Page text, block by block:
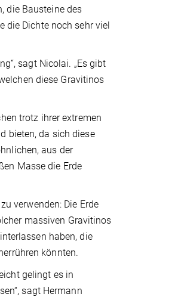
die Bausteine des
die Dichte noch sehr viel
sagt Nicolai. „Es gibt
diese Gravitinos
trotz ihrer extremen
bieten, da sich diese
aus der
Masse die Erde
verwenden: Die Erde
massiven Gravitinos
haben, die
könnten.
gelingt es in
sagt Hermann